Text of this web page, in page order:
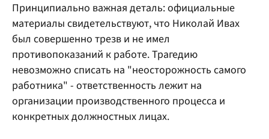
Принципиально важная деталь: официальные
материалы свидетельствуют, что Николай Ивах
был совершенно трезв и не имел
противопоказаний к работе. Трагедию
невозможно списать на "неосторожность самого
работника" - ответственность лежит на
организации производственного процесса и
конкретных должностных лицах.